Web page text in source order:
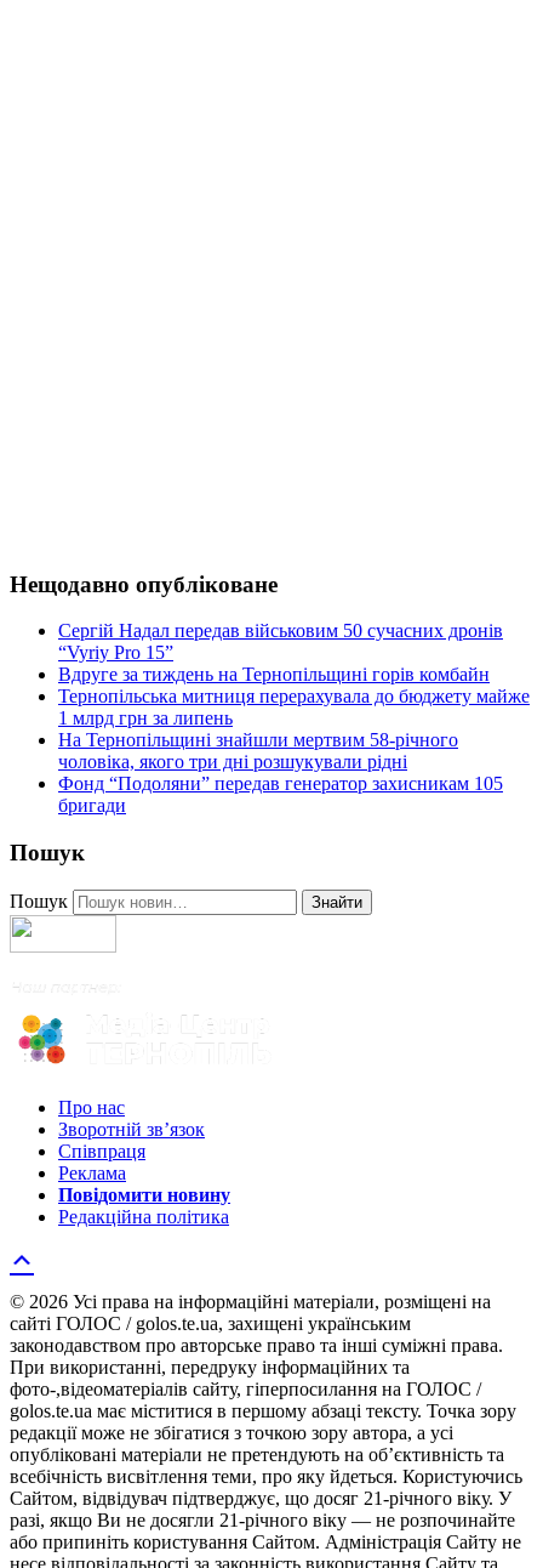
Нещодавно опубліковане
Сергій Надал передав військовим 50 сучасних дронів
“Vyriy Pro 15”
Вдруге за тиждень на Тернопільщині горів комбайн
Тернопільська митниця перерахувала до бюджету майже
1 млрд грн за липень
На Тернопільщині знайшли мертвим 58-річного
чоловіка, якого три дні розшукували рідні
Фонд “Подоляни” передав генератор захисникам 105
бригади
Пошук
Пошук Знайти
Про нас
Зворотній зв’язок
Співпраця
Реклама
Повідомити новину
Редакційна політика
© 2026 Усі права на інформаційні матеріали, розміщені на
сайті ГОЛОС / golos.te.ua, захищені українським
законодавством про авторське право та інші суміжні права.
При використанні, передруку інформаційних та
фото-,відеоматеріалів сайту, гіперпосилання на ГОЛОС /
golos.te.ua має міститися в першому абзаці тексту. Точка зору
редакції може не збігатися з точкою зору автора, а усі
опубліковані матеріали не претендують на об’єктивність та
всебічність висвітлення теми, про яку йдеться. Користуючись
Сайтом, відвідувач підтверджує, що досяг 21-річного віку. У
разі, якщо Ви не досягли 21-річного віку — не розпочинайте
або припиніть користування Сайтом. Адміністрація Сайту не
несе відповідальності за законність використання Сайту та